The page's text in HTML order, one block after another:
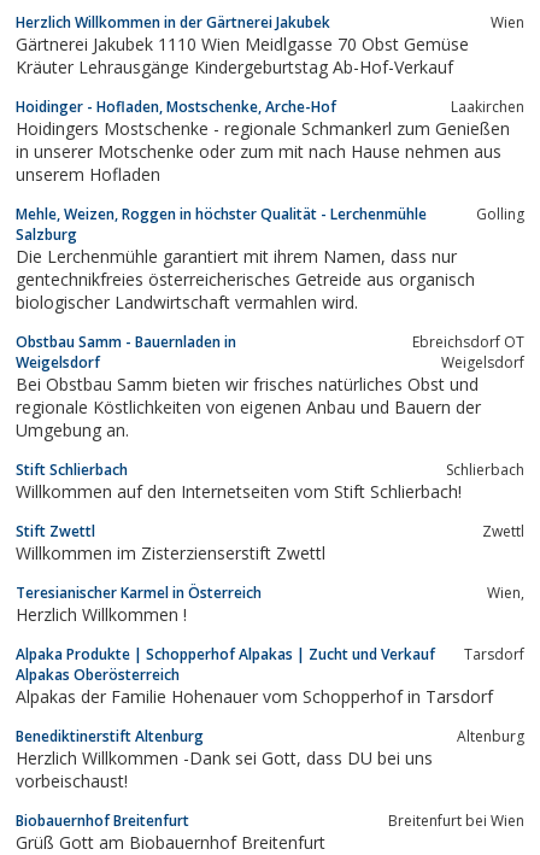
Massivholzbauweise. Alle unsere Zimmer verfügen entweder
über einen Balkon oder einen...
Herzlich Willkommen in der Gärtnerei Jakubek Wien
Gärtnerei Jakubek 1110 Wien Meidlgasse 70 Obst Gemüse
Kräuter Lehrausgänge Kindergeburtstag Ab-Hof-Verkauf
Hoidinger - Hofladen, Mostschenke, Arche-Hof Laakirchen
Hoidingers Mostschenke - regionale Schmankerl zum Genießen
in unserer Motschenke oder zum mit nach Hause nehmen aus
unserem Hofladen
Mehle, Weizen, Roggen in höchster Qualität - Lerchenmühle
Salzburg
Golling
Die Lerchenmühle garantiert mit ihrem Namen, dass nur
gentechnikfreies österreicherisches Getreide aus organisch
biologischer Landwirtschaft vermahlen wird.
Obstbau Samm - Bauernladen in
Weigelsdorf
Ebreichsdorf OT
Weigelsdorf
Bei Obstbau Samm bieten wir frisches natürliches Obst und
regionale Köstlichkeiten von eigenen Anbau und Bauern der
Umgebung an.
Stift Schlierbach Schlierbach
Willkommen auf den Internetseiten vom Stift Schlierbach!
Stift Zwettl Zwettl
Willkommen im Zisterzienserstift Zwettl
Teresianischer Karmel in Österreich Wien,
Herzlich Willkommen !
Alpaka Produkte | Schopperhof Alpakas | Zucht und Verkauf
Alpakas Oberösterreich
Tarsdorf
Alpakas der Familie Hohenauer vom Schopperhof in Tarsdorf
Benediktinerstift Altenburg Altenburg
Herzlich Willkommen -Dank sei Gott, dass DU bei uns
vorbeischaust!
Biobauernhof Breitenfurt Breitenfurt bei Wien
Grüß Gott am Biobauernhof Breitenfurt